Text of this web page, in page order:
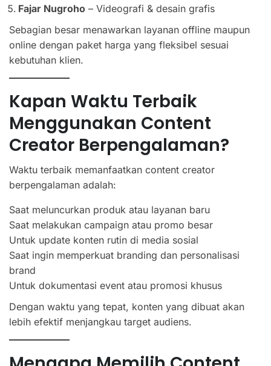
Fajar Nugroho – Videografi & desain grafis
Sebagian besar menawarkan layanan offline maupun
online dengan paket harga yang fleksibel sesuai
kebutuhan klien.
Kapan Waktu Terbaik
Menggunakan Content
Creator Berpengalaman?
Waktu terbaik memanfaatkan content creator
berpengalaman adalah:
Saat meluncurkan produk atau layanan baru
Saat melakukan campaign atau promo besar
Untuk update konten rutin di media sosial
Saat ingin memperkuat branding dan personalisasi
brand
Untuk dokumentasi event atau promosi khusus
Dengan waktu yang tepat, konten yang dibuat akan
lebih efektif menjangkau target audiens.